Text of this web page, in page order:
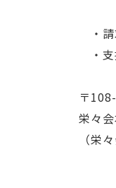
・請
・支
〒
栄々
（栄